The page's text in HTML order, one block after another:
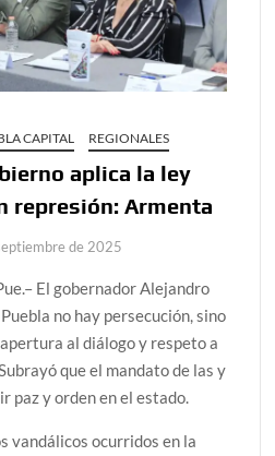
CAPITAL REGIONALES
aplica la ley
represión: Armenta
de 2025
El gobernador Alejandro
no hay persecución, sino
al diálogo y respeto a
que el mandato de las y
paz y orden en el estado.
vandálicos ocurridos en la